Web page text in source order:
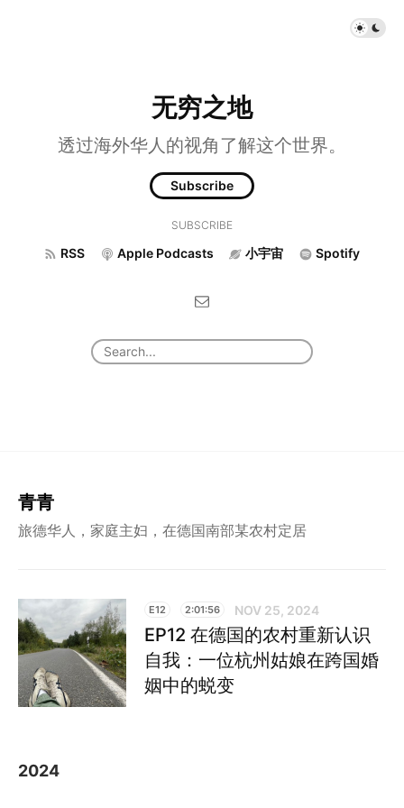
无穷之地
透过海外华人的视角了解这个世界。
Subscribe
SUBSCRIBE
RSS Apple Podcasts 小宇宙 Spotify
青青
旅德华人，家庭主妇，在德国南部某农村定居
E12 2:01:56 NOV 25, 2024
EP12 在德国的农村重新认识
自我：一位杭州姑娘在跨国婚
姻中的蜕变
2024